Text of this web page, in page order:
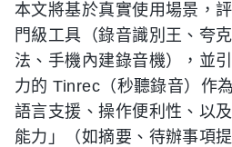
本文將基於真實使用場景，
門級工具（錄音識別王、夸
法、手機內建錄音機），並
力的 Tinrec（秒聽錄音）作
語言支援、操作便利性、以
能力」（如摘要、待辦事項